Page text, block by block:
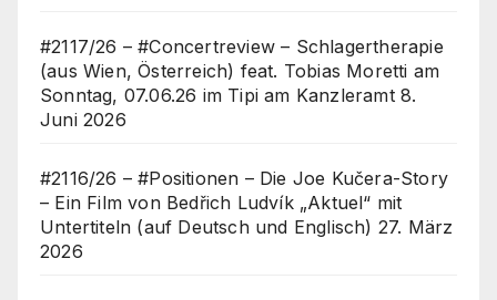
#2117/26 – #Concertreview – Schlagertherapie
(aus Wien, Österreich) feat. Tobias Moretti am
Sonntag, 07.06.26 im Tipi am Kanzleramt 8.
Juni 2026
#2116/26 – #Positionen – Die Joe Kučera-Story
– Ein Film von Bedřich Ludvík „Aktuel“ mit
Untertiteln (auf Deutsch und Englisch) 27. März
2026